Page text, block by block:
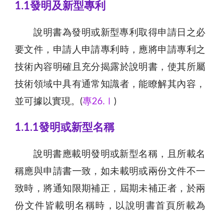
1.1發明及新型專利
說明書為發明或新型專利取得申請日之必
要文件，申請人申請專利時，應將申請專利之
技術內容明確且充分揭露於說明書，使其所屬
技術領域中具有通常知識者，能瞭解其內容，
並可據以實現。(專26.Ⅰ )
1.1.1發明或新型名稱
說明書應載明發明或新型名稱，且所載名
稱應與申請書一致，如未載明或兩份文件不一
致時，將通知限期補正，屆期未補正者，於兩
份文件皆載明名稱時，以說明書首頁所載為